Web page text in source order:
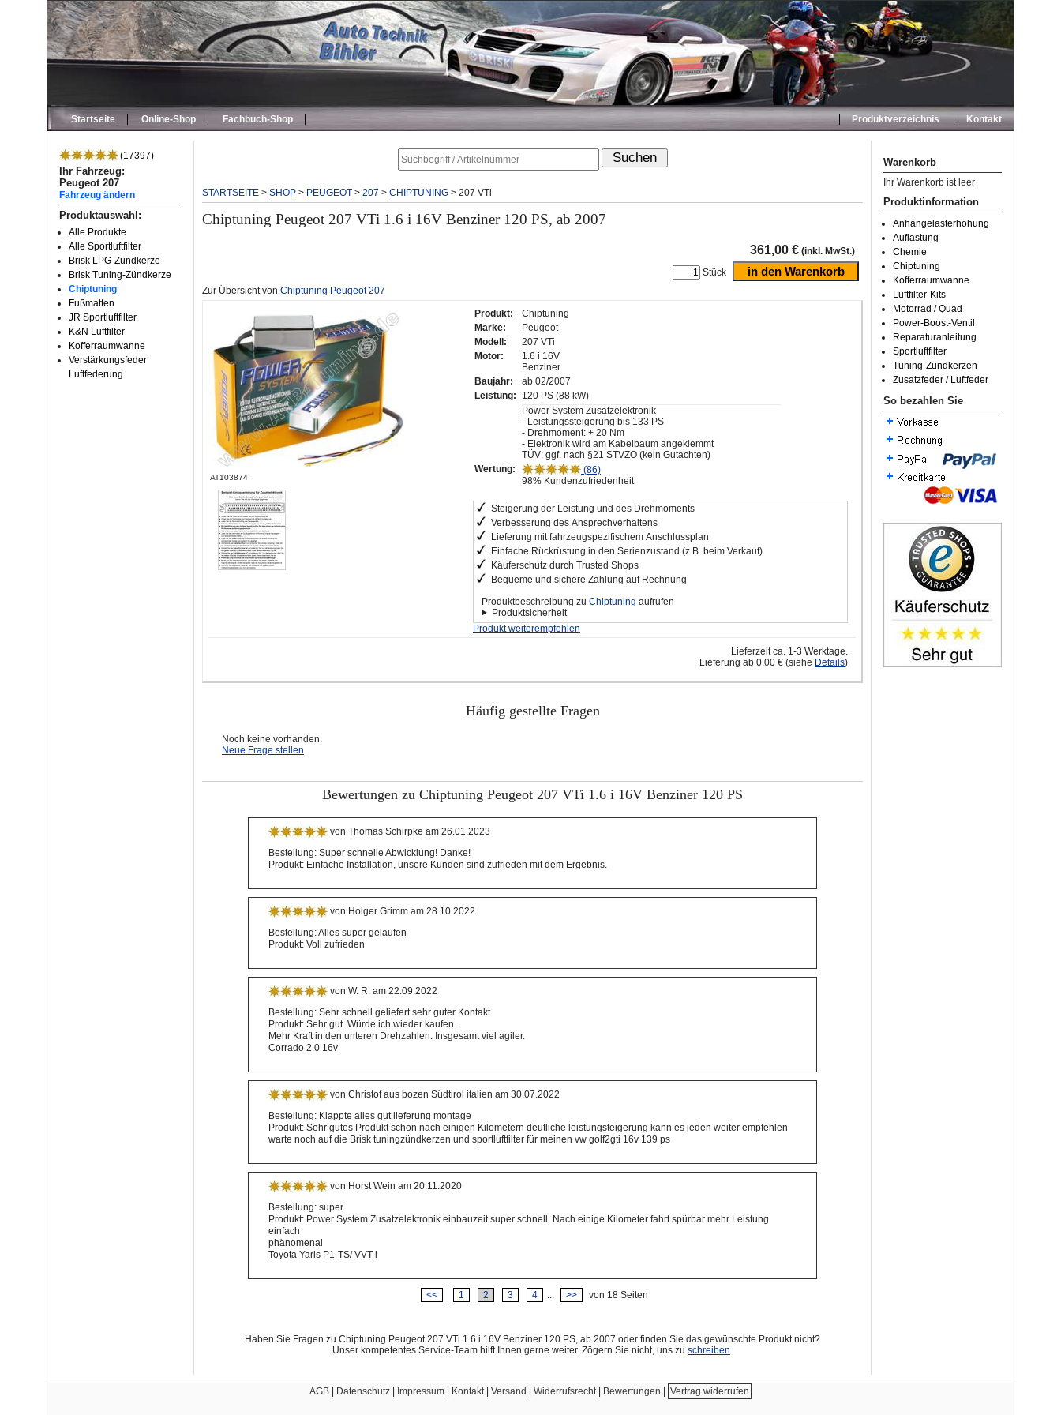
Startseite Online-Shop Fachbuch-Shop Produktverzeichnis Kontakt
(17397)
Ihr Fahrzeug:
Peugeot 207
Fahrzeug ändern
Produktauswahl:
Alle Produkte
Alle Sportluftfilter
Brisk LPG-Zündkerze
Brisk Tuning-Zündkerze
Chiptuning
Fußmatten
JR Sportluftfilter
K&N Luftfilter
Kofferraumwanne
Verstärkungsfeder
Luftfederung
Warenkorb
Ihr Warenkorb ist leer
Produktinformation
Anhängelasterhöhung
Auflastung
Chemie
Chiptuning
Kofferraumwanne
Luftfilter-Kits
Motorrad / Quad
Power-Boost-Ventil
Reparaturanleitung
Sportluftfilter
Tuning-Zündkerzen
Zusatzfeder / Luftfeder
So bezahlen Sie
STARTSEITE > SHOP > PEUGEOT > 207 > CHIPTUNING > 207 VTi
Chiptuning Peugeot 207 VTi 1.6 i 16V Benziner 120 PS, ab 2007
361,00 € (inkl. MwSt.)
Stück
Zur Übersicht von Chiptuning Peugeot 207
AT103874
Produkt:
Chiptuning
Marke:
Peugeot
Modell:
207 VTi
Motor:
1.6 i 16V
Benziner
Baujahr:
ab 02/2007
Leistung:
120 PS (88 kW)
Power System Zusatzelektronik
- Leistungssteigerung bis 133 PS
- Drehmoment: + 20 Nm
- Elektronik wird am Kabelbaum angeklemmt
TÜV: ggf. nach §21 STVZO (kein Gutachten)
Wertung:
(86)
98% Kundenzufriedenheit
Steigerung der Leistung und des Drehmoments
Verbesserung des Ansprechverhaltens
Lieferung mit fahrzeugspezifischem Anschlussplan
Einfache Rückrüstung in den Serienzustand (z.B. beim Verkauf)
Käuferschutz durch Trusted Shops
Bequeme und sichere Zahlung auf Rechnung
Produktbeschreibung zu Chiptuning aufrufen
Produktsicherheit
Produkt weiterempfehlen
Lieferzeit ca. 1-3 Werktage.
Lieferung ab 0,00 € (siehe Details)
Häufig gestellte Fragen
Noch keine vorhanden.
Neue Frage stellen
Bewertungen zu Chiptuning Peugeot 207 VTi 1.6 i 16V Benziner 120 PS
von Thomas Schirpke am 26.01.2023
Bestellung: Super schnelle Abwicklung! Danke!
Produkt: Einfache Installation, unsere Kunden sind zufrieden mit dem Ergebnis.
von Holger Grimm am 28.10.2022
Bestellung: Alles super gelaufen
Produkt: Voll zufrieden
von W. R. am 22.09.2022
Bestellung: Sehr schnell geliefert sehr guter Kontakt
Produkt: Sehr gut. Würde ich wieder kaufen.
Mehr Kraft in den unteren Drehzahlen. Insgesamt viel agiler.
Corrado 2.0 16v
von Christof aus bozen Südtirol italien am 30.07.2022
Bestellung: Klappte alles gut lieferung montage
Produkt: Sehr gutes Produkt schon nach einigen Kilometern deutliche leistungsteigerung kann es jeden weiter empfehlen
warte noch auf die Brisk tuningzündkerzen und sportluftfilter für meinen vw golf2gti 16v 139 ps
von Horst Wein am 20.11.2020
Bestellung: super
Produkt: Power System Zusatzelektronik einbauzeit super schnell. Nach einige Kilometer fahrt spürbar mehr Leistung
einfach
phänomenal
Toyota Yaris P1-TS/ VVT-i
<< 1 2 3 4 >> von 18 Seiten
Haben Sie Fragen zu Chiptuning Peugeot 207 VTi 1.6 i 16V Benziner 120 PS, ab 2007 oder finden Sie das gewünschte Produkt nicht?
Unser kompetentes Service-Team hilft Ihnen gerne weiter. Zögern Sie nicht, uns zu schreiben
AGB | Datenschutz | Impressum | Kontakt | Versand | Widerrufsrecht | Bewertungen | Vertrag widerrufen